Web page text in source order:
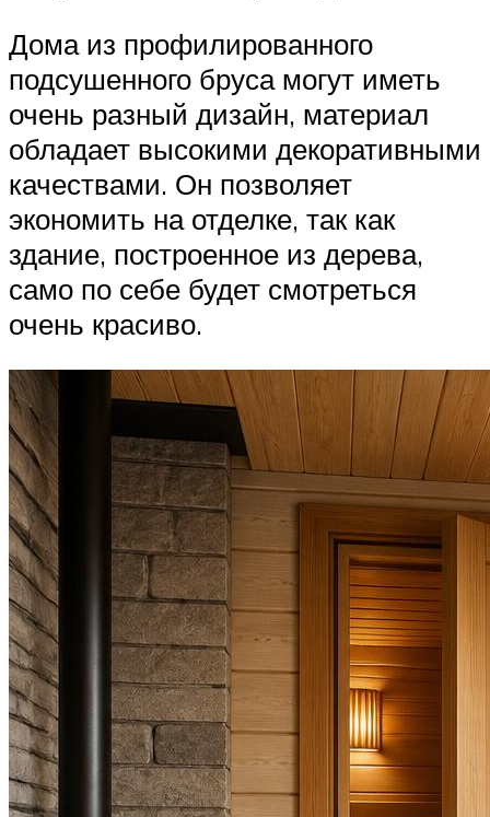
Дома из профилированного
подсушенного бруса могут иметь
очень разный дизайн, материал
обладает высокими декоративными
качествами. Он позволяет
экономить на отделке, так как
здание, построенное из дерева,
само по себе будет смотреться
очень красиво.